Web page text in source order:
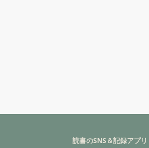
読書のSNS＆記録アプリ